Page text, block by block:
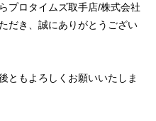
プロタイムズ取手店/株式会社
だき、誠にありがとうござい
ともよろしくお願いいたしま